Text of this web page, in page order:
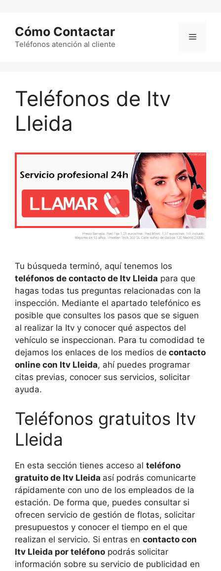
contenido
Cómo Contactar
Teléfonos atención al cliente
Menú
Teléfonos de Itv
Lleida
Tu búsqueda terminó, aquí tenemos los
teléfonos de contacto de Itv Lleida para que
hagas todas tus preguntas relacionadas con la
inspección. Mediante el apartado telefónico es
posible que consultes los pasos que se siguen
al realizar la Itv y conocer qué aspectos del
vehículo se inspeccionan. Para tu comodidad te
dejamos los enlaces de los medios de contacto
online con Itv Lleida, ahí puedes programar
citas previas, conocer sus servicios, solicitar
ayuda.
Teléfonos gratuitos Itv
Lleida
En esta sección tienes acceso al teléfono
gratuito de Itv Lleida así podrás comunicarte
rápidamente con uno de los empleados de la
estación. De forma que, puedes consultar si
ofrecen servicio de gestión de flotas, solicitar
presupuestos y conocer el tiempo en el que
realizan el servicio. Si entras en contacto con
Itv Lleida por teléfono podrás solicitar
información sobre su servicio de publicidad en